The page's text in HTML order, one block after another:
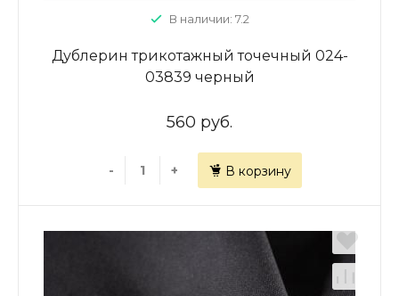
В наличии: 7.2
Дублерин трикотажный точечный 024-
03839 черный
560 руб.
- + В корзину